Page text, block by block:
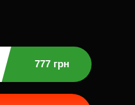
777 грн